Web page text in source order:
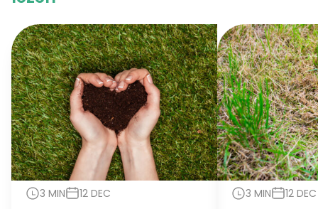
3 MIN 12 DEC 3 MIN 12 DEC